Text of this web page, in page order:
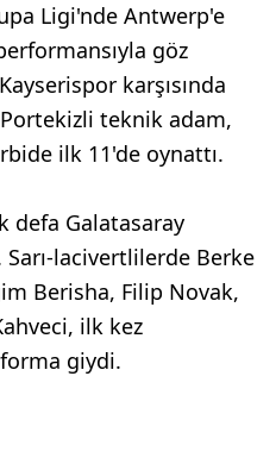
Ligi'nde Antwerp'e
göz
karşısında
teknik adam,
ilk 11'de oynattı.
defa Galatasaray
Sarı-lacivertlilerde Berke
Berisha, Filip Novak,
ilk kez
giydi.